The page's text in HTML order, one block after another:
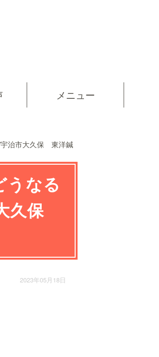
メニュー
宇治市大久保 東洋鍼
うなる
久保
2023年05月18日